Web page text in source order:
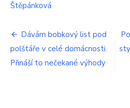
jinak
to
bude
ošklivé
Štěpánková
Navigace
pro
příspěvek
Dávám bobkový list pod
polštáře v celé domácnosti.
Přináší to nečekané výhody